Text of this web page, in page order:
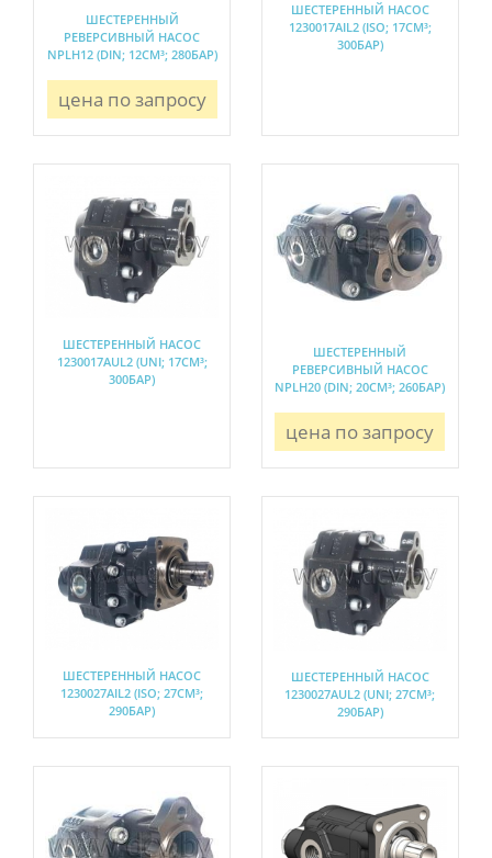
ШЕСТЕРЕННЫЙ
РЕВЕРСИВНЫЙ НАСОС
NPLH12 (DIN; 12СМ³; 280БАР)
цена по запросу
ШЕСТЕРЕННЫЙ НАСОС
1230017AIL2 (ISO; 17СМ³;
300БАР)
ШЕСТЕРЕННЫЙ НАСОС
1230017AUL2 (UNI; 17СМ³;
300БАР)
ШЕСТЕРЕННЫЙ
РЕВЕРСИВНЫЙ НАСОС
NPLH20 (DIN; 20СМ³; 260БАР)
цена по запросу
ШЕСТЕРЕННЫЙ НАСОС
1230027AIL2 (ISO; 27СМ³;
290БАР)
ШЕСТЕРЕННЫЙ НАСОС
1230027AUL2 (UNI; 27СМ³;
290БАР)